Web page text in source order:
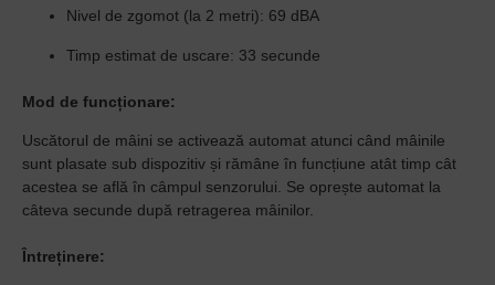
Nivel de zgomot (la 2 metri): 69 dBA
Timp estimat de uscare: 33 secunde
Mod de funcționare:
Uscătorul de mâini se activează automat atunci când mâinile
sunt plasate sub dispozitiv și rămâne în funcțiune atât timp cât
acestea se află în câmpul senzorului. Se oprește automat la
câteva secunde după retragerea mâinilor.
Întreținere: